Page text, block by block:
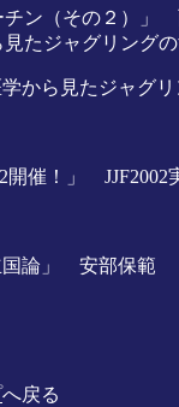
チン（その２）」
たジャグリング
学から見たジャグ
開催！」
国論」 安部保範
へ戻る